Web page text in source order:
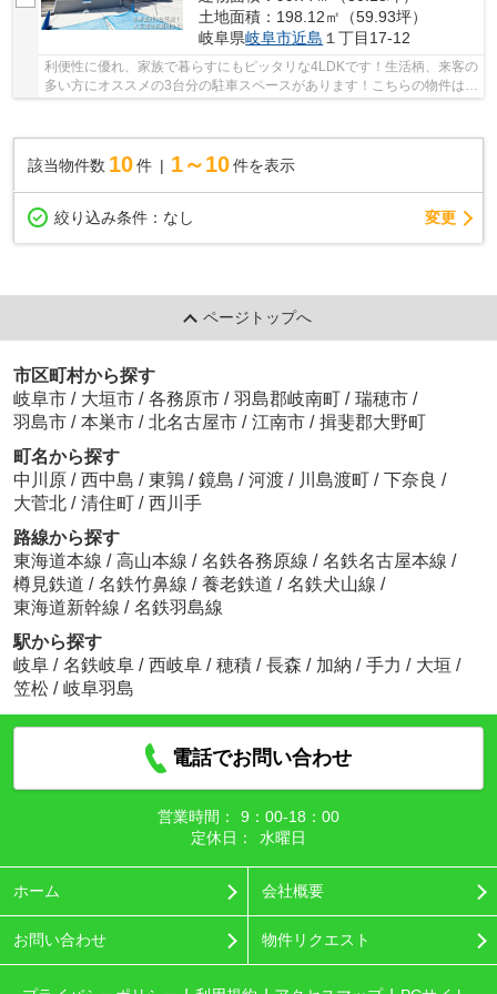
土地面積：198.12㎡（59.93坪）
岐阜県岐阜市近島 １丁目17-12
利便性に優れ、家族で暮らすにもピッタリな4LDKです！生活柄、来客の
多い方にオススメの3台分の駐車スペースがあります！こちらの物件は南
該当物件数 10件 1～10 件を表示
絞り込み条件： なし 変更
ページトップへ
市区町村から探す
岐阜市 / 大垣市 / 各務原市 / 羽島郡岐南町 / 瑞穂市 /
羽島市 / 本巣市 / 北名古屋市 / 江南市 / 揖斐郡大野町
町名から探す
中川原 / 西中島 / 東鶉 / 鏡島 / 河渡 / 川島渡町 / 下奈良 /
大菅北 / 清住町 / 西川手
路線から探す
東海道本線 / 高山本線 / 名鉄各務原線 / 名鉄名古屋本線 /
樽見鉄道 / 名鉄竹鼻線 / 養老鉄道 / 名鉄犬山線 /
東海道新幹線 / 名鉄羽島線
駅から探す
岐阜 / 名鉄岐阜 / 西岐阜 / 穂積 / 長森 / 加納 / 手力 / 大垣 /
笠松 / 岐阜羽島
電話でお問い合わせ
営業時間：
9：00‐18：00
定休日：
水曜日
ホーム 会社概要
お問い合わせ 物件リクエスト